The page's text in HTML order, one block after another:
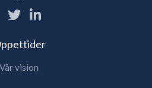
Vår vision